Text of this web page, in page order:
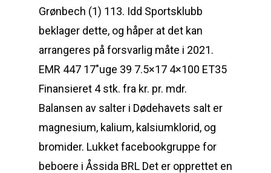
Grønbech (1) 113. Idd Sportsklubb
beklager dette, og håper at det kan
arrangeres på forsvarlig måte i 2021.
EMR 447 17″uge 39 7.5×17 4×100 ET35
Finansieret 4 stk. fra kr. pr. mdr.
Balansen av salter i Dødehavets salt er
magnesium, kalium, kalsiumklorid, og
bromider. Lukket facebookgruppe for
beboere i Åssida BRL Det er opprettet en